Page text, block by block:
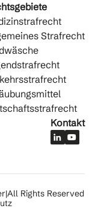
Strafrecht
Kontakt
|All Rights Reserved